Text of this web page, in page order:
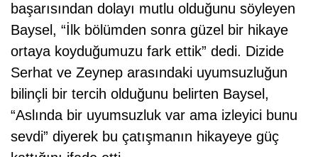
başarısından dolayı mutlu olduğunu söyleyen
Baysel, “İlk bölümden sonra güzel bir hikaye
ortaya koyduğumuzu fark ettik” dedi. Dizide
Serhat ve Zeynep arasındaki uyumsuzluğun
bilinçli bir tercih olduğunu belirten Baysel,
“Aslında bir uyumsuzluk var ama izleyici bunu
sevdi” diyerek bu çatışmanın hikayeye güç